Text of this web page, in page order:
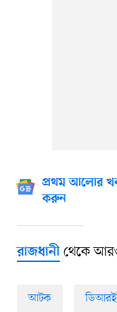
প্রথম আলোর
করুন
রাজধানীথেকে
আটক